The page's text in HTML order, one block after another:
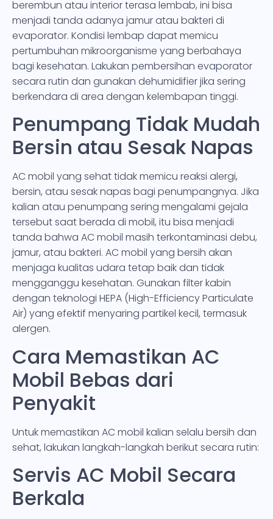
berembun atau interior terasa lembab, ini bisa
menjadi tanda adanya jamur atau bakteri di
evaporator. Kondisi lembap dapat memicu
pertumbuhan mikroorganisme yang berbahaya
bagi kesehatan. Lakukan pembersihan evaporator
secara rutin dan gunakan dehumidifier jika sering
berkendara di area dengan kelembapan tinggi.
Penumpang Tidak Mudah
Bersin atau Sesak Napas
AC mobil yang sehat tidak memicu reaksi alergi,
bersin, atau sesak napas bagi penumpangnya. Jika
kalian atau penumpang sering mengalami gejala
tersebut saat berada di mobil, itu bisa menjadi
tanda bahwa AC mobil masih terkontaminasi debu,
jamur, atau bakteri. AC mobil yang bersih akan
menjaga kualitas udara tetap baik dan tidak
mengganggu kesehatan. Gunakan filter kabin
dengan teknologi HEPA (High-Efficiency Particulate
Air) yang efektif menyaring partikel kecil, termasuk
alergen.
Cara Memastikan AC
Mobil Bebas dari
Penyakit
Untuk memastikan AC mobil kalian selalu bersih dan
sehat, lakukan langkah-langkah berikut secara rutin:
Servis AC Mobil Secara
Berkala